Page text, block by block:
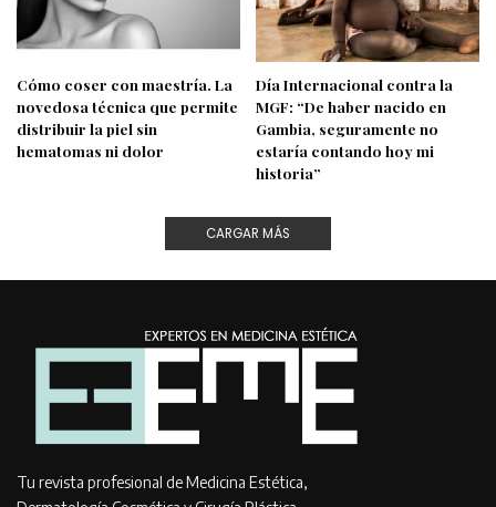
Cómo coser con maestría. La
novedosa técnica que permite
distribuir la piel sin
hematomas ni dolor
Día Internacional contra la
MGF: “De haber nacido en
Gambia, seguramente no
estaría contando hoy mi
historia”
CARGAR MÁS
Tu revista profesional de Medicina Estética,